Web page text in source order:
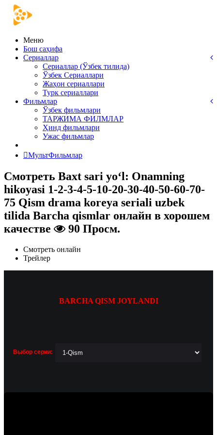
Меню
Бош саҳифа
Сериаллар
Сериаллар (Ўзбек тилида)
Ўзбек Сериаллари
Жаҳон сериаллари
Турк сериаллари
Фильмлар
Ўзбек фильмлари
ТАРЖИМА ФИЛМЛАР
Ҳинд фильмлари
Ужас фильмлар
МультФильмлар
Смотреть Baxt sari yo‘l: Onamning
hikoyasi 1-2-3-4-5-10-20-30-40-50-60-70-
75 Qism drama koreya seriali uzbek
tilida Barcha qismlar онлайн в хорошем
качестве
90 Просм.
Смотреть онлайн
Трейлер
BARCHA QISM JOYLANDI
Выбор серии: